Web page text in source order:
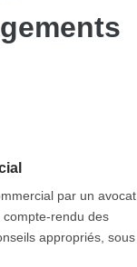
par un avocat
rendu des
appropriés, sous